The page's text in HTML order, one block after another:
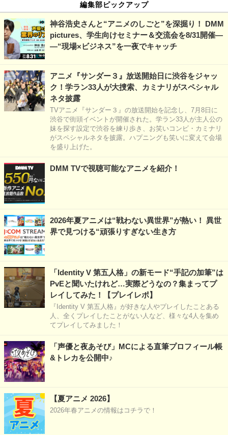
編集部ピックアップ
神谷浩史さんと“アニメのしごと”を深掘り！ DMM
pictures、学生向けセミナー＆交流会を8/31開催―
―“現場×ビジネス”を一夜でキャッチ
アニメ『サンダー３』放送開始日に渋谷をジャッ
ク！学ラン33人が大捜索、カミナリがスペシャル
ネタ披露
TVアニメ『サンダー３』の放送開始を記念し、7月8日に
渋谷で街頭イベントが開催された。学ラン33人が主人公の
妹を探す設定で渋谷を練り歩き、お笑いコンビ・カミナリ
がスペシャルネタを披露。ハプニングも笑いに変えて会場
を盛り上げた。
DMM TVで視聴可能なアニメを紹介！
2026年夏アニメは“戦わない異世界”が熱い！ 異世
界で見つける“頑張りすぎない生き方
「Identity V 第五人格」の新モード“手記の加筆”は
PvEと聞いたけれど…実際どうなの？集まってプ
レイしてみた！【プレイレポ】
『Identity V 第五人格』が好きな人やプレイしたことある
人、全くプレイしたことがない人など、様々な4人を集め
てプレイしてみました！
「声優と夜あそび」MCによる直筆プロフィール帳
&トレカを公開中♪
【夏アニメ 2026】
2026年春アニメの情報はコチラで！